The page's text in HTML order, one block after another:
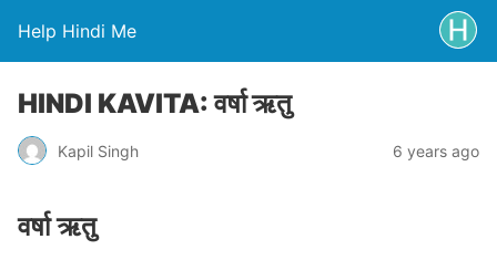
Help Hindi Me
HINDI KAVITA: वर्षा ऋतु
Kapil Singh 6 years ago
वर्षा ऋतु